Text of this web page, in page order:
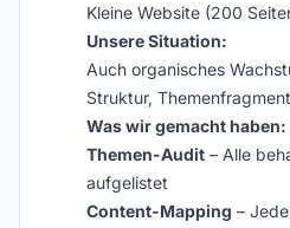
Kleine Website (200
Unsere Situation:
Auch organisches
Struktur,
Was wir gemacht haben:
Themen-Audit – Alle
aufgelistet
Content-Mapping –